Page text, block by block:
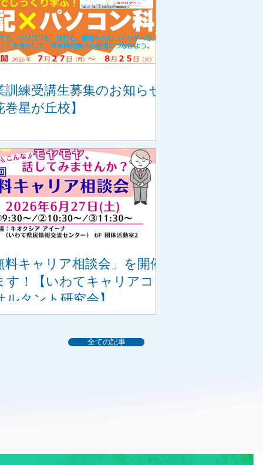
訓練受講生募集のお知らせ
星が丘校】
料キャリア相談会」を開催
す！【いわてキャリアコ
ルタント研究会】
全ての記事